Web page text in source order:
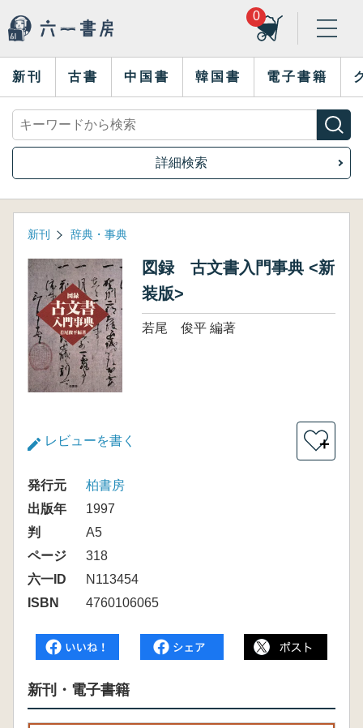
0
新刊 古書 中国書 韓国書 電子書籍
詳細検索
新刊 辞典・事典
図録 古文書入門事典 <新
装版>
若尾 俊平 編著
レビューを書く ＋
発行元
柏書房
出版年
1997
判
A5
ページ
318
六一ID
N113454
ISBN
4760106065
新刊・電子書籍